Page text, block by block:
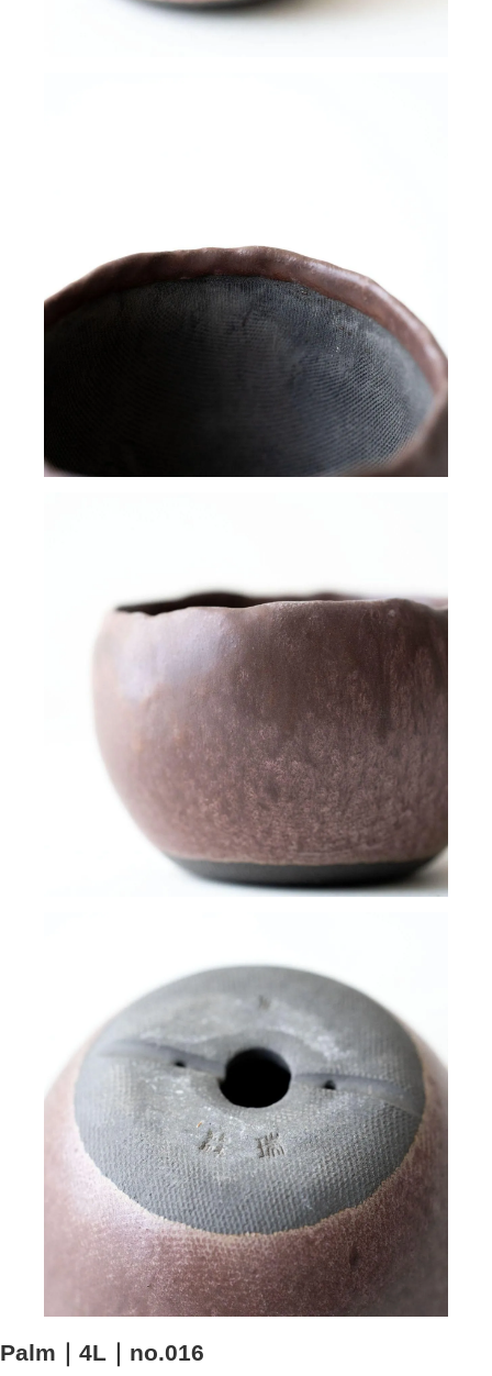
Palm｜4L｜no.016